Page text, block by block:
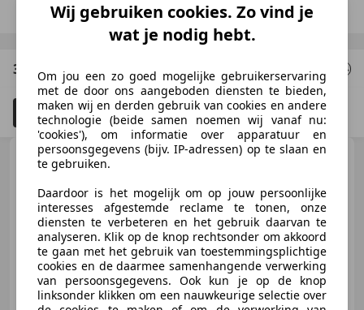
3 Resultaten voor uw zoekopdracht
Filteren 4 Schadeauto's tonen
Volkswagen Polo 1.0 TSI
€ 17.300
Wij gebruiken cookies. Zo vind je
wat je nodig hebt.
Om jou een zo goed mogelijke gebruikerservaring
met de door ons aangeboden diensten te bieden,
maken wij en derden gebruik van cookies en andere
technologie (beide samen noemen wij vanaf nu:
'cookies'), om informatie over apparatuur en
persoonsgegevens (bijv. IP-adressen) op te slaan en
te gebruiken.
Daardoor is het mogelijk om op jouw persoonlijke
interesses afgestemde reclame te tonen, onze
diensten te verbeteren en het gebruik daarvan te
analyseren. Klik op de knop rechtsonder om akkoord
te gaan met het gebruik van toestemmingsplichtige
cookies en de daarmee samenhangende verwerking
van persoonsgegevens. Ook kun je op de knop
linksonder klikken om een nauwkeurige selectie over